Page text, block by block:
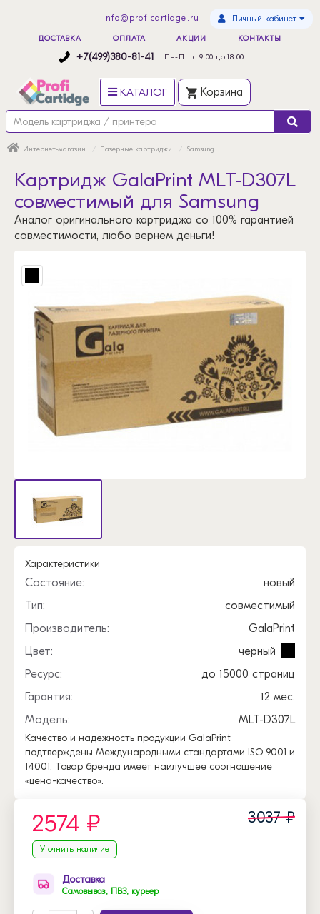
info@proficartidge.ru Личный кабинет
ДОСТАВКА ОПЛАТА АКЦИИ КОНТАКТЫ
+7(499)380-81-41 Пн-Пт: с 9:00 до 18:00
КАТАЛОГ Корзина
Интернет-магазин Лазерные картриджи Samsung
Картридж GalaPrint MLT-D307L
совместимый для Samsung
Аналог оригинального картриджа со 100% гарантией
совместимости, любо вернем деньги!
Характеристики
Состояние:
новый
Тип:
совместимый
Производитель:
GalaPrint
Цвет:
черный
Ресурс:
до 15000 страниц
Гарантия:
12 мес.
Модель:
MLT-D307L
Качество и надежность продукции GalaPrint
подтверждены Международными стандартами ISO 9001 и
14001. Товар бренда имеет наилучшее соотношение
«цена-качество».
2574 ₽ 3037 ₽
Уточнить наличие
Доставка
Самовывоз, ПВЗ, курьер